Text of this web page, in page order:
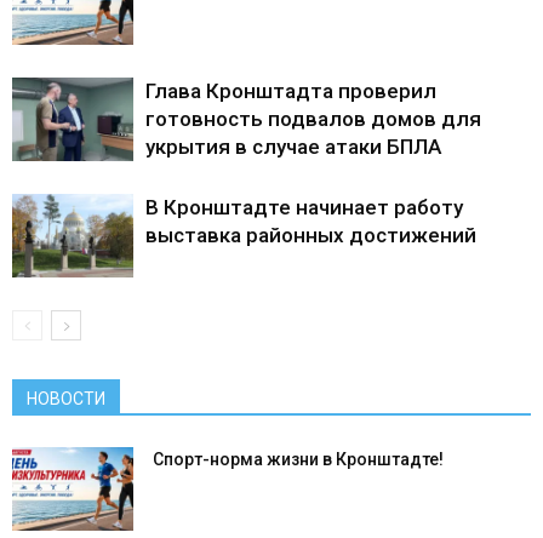
Глава Кронштадта проверил
готовность подвалов домов для
укрытия в случае атаки БПЛА
В Кронштадте начинает работу
выставка районных достижений
НОВОСТИ
Спорт-норма жизни в Кронштадте!